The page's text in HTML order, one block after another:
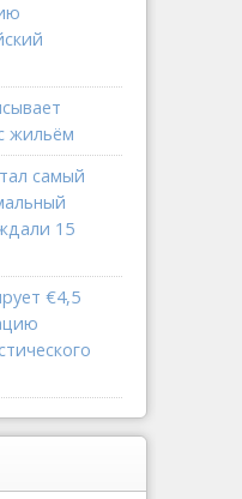
жильём
самый
15
€4,5